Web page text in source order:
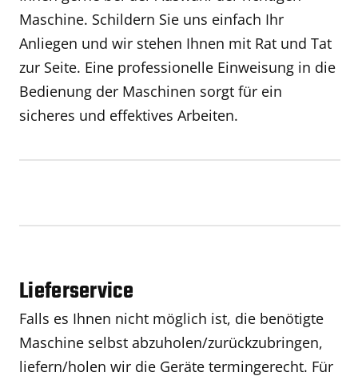
Maschine. Schildern Sie uns einfach Ihr
Anliegen und wir stehen Ihnen mit Rat und Tat
zur Seite. Eine professionelle Einweisung in die
Bedienung der Maschinen sorgt für ein
sicheres und effektives Arbeiten.
Lieferservice
Falls es Ihnen nicht möglich ist, die benötigte
Maschine selbst abzuholen/zurückzubringen,
liefern/holen wir die Geräte termingerecht. Für